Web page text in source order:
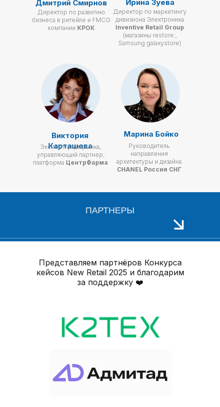
Директор по маркетингу
дивизиона Электроника
Inventive Retail Group
(магазины restore:,
Samsung galaxystore)
Ирина Зуева
Виктория
Карташова
Дмитрий Смирнов
Эксперт фармрынка,
управляющий партнер,
платформа ЦентрФарма
Директор по развитию
бизнеса в ритейле и FMCG
компании КРОК
Марина Бойко
Руководитель
направления
архитектуры и дизайна
CHANEL Россия СНГ
ПАРТНЕРЫ
Представляем партнёров Конкурса
кейсов New Retail 2025 и благодарим
за поддержку ❤️